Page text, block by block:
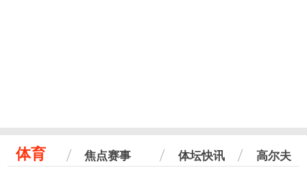
体育 焦点赛事 体坛快讯 高尔夫